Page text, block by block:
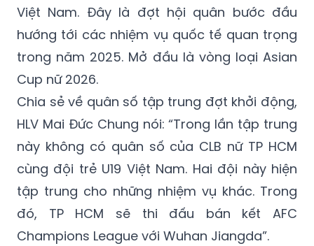
Việt Nam. Đây là đợt hội quân bước đầu
hướng tới các nhiệm vụ quốc tế quan trọng
trong năm 2025. Mở đầu là vòng loại Asian
Cup nữ 2026.
Chia sẻ về quân số tập trung đợt khởi động,
HLV Mai Đức Chung nói: “Trong lần tập trung
này không có quân số của CLB nữ TP HCM
cùng đội trẻ U19 Việt Nam. Hai đội này hiện
tập trung cho những nhiệm vụ khác. Trong
đó, TP HCM sẽ thi đấu bán kết AFC
Champions League với Wuhan Jiangda”.